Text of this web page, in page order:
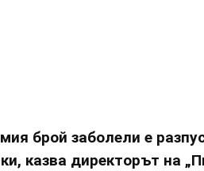
брой заболели е
казва директорът на